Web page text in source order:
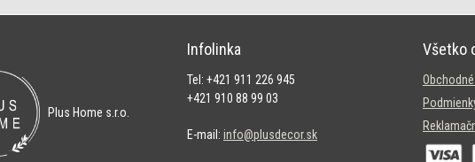
Plus Home s.r.o.
Infolinka
Tel: +421 911 226 945
+421 910 88 99 03
E-mail: info@plusdecor.sk
Všetko